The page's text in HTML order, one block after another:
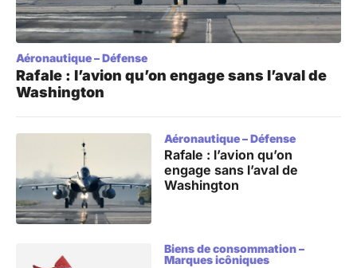
Aéronautique–Défense
Rafale : l’avion qu’on engage sans l’aval de
Washington
Aéronautique–Défense
Rafale : l’avion qu’on
engage sans l’aval de
Washington
Biens de consommation–
Marques icôniques